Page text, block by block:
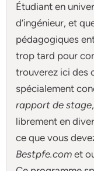
Étudiant en
d’ingénieur, et
pédagogiques
trop tard pour
trouverez ici des
spécialement
rapport de stage
librement en
ce que vous
Bestpfe.com et